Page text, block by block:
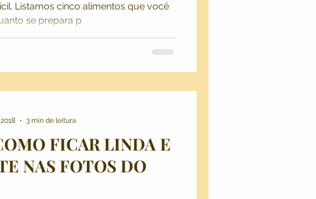
Listamos cinco alimentos que você
se prepara p
FICAR LINDA E
NAS FOTOS DO
3 min de leitura